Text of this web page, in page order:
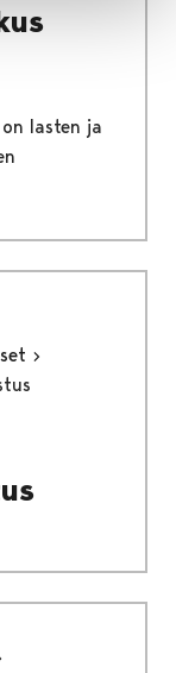
lasten ja